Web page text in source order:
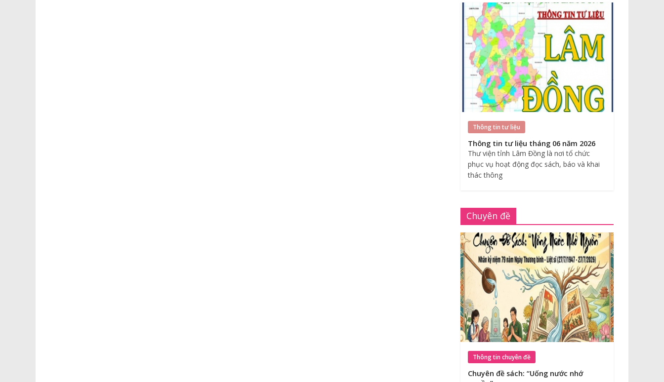
Thông tin tư liệu
Thông tin tư liệu tháng 06 năm 2026
Thư viện tỉnh Lâm Đồng là nơi tổ chức
phục vụ hoạt động đọc sách, báo và khai
thác thông
Chuyên đề
Thông tin chuyên đề
Chuyên đề sách: “Uống nước nhớ